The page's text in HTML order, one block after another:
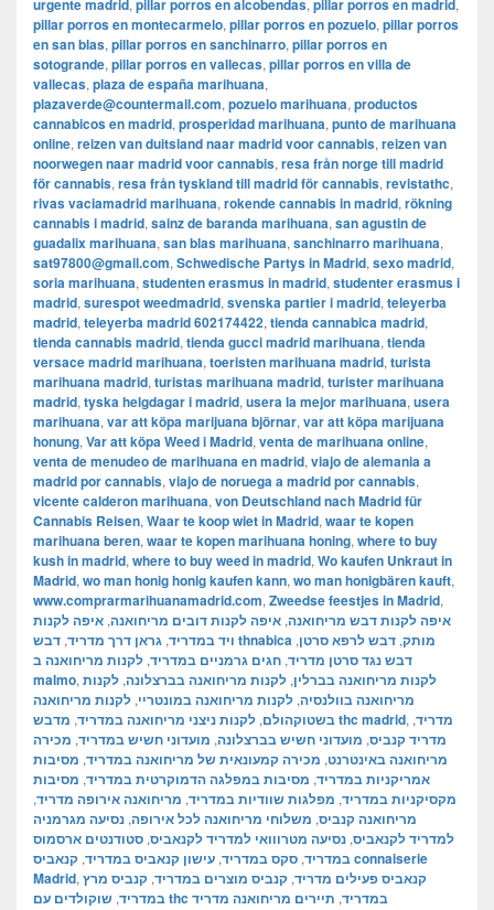
urgente madrid, pillar porros en alcobendas, pillar porros en madrid,
pillar porros en montecarmelo, pillar porros en pozuelo, pillar porros
en san blas, pillar porros en sanchinarro, pillar porros en
sotogrande, pillar porros en vallecas, pillar porros en villa de
vallecas, plaza de españa marihuana,
plazaverde@countermail.com, pozuelo marihuana, productos
cannabicos en madrid, prosperidad marihuana, punto de marihuana
online, reizen van duitsland naar madrid voor cannabis, reizen van
noorwegen naar madrid voor cannabis, resa från norge till madrid
för cannabis, resa från tyskland till madrid för cannabis, revistathc,
rivas vaciamadrid marihuana, rokende cannabis in madrid, rökning
cannabis i madrid, sainz de baranda marihuana, san agustin de
guadalix marihuana, san blas marihuana, sanchinarro marihuana,
sat97800@gmail.com, Schwedische Partys in Madrid, sexo madrid,
soria marihuana, studenten erasmus in madrid, studenter erasmus i
madrid, surespot weedmadrid, svenska partier i madrid, teleyerba
madrid, teleyerba madrid 602174422, tienda cannabica madrid,
tienda cannabis madrid, tienda gucci madrid marihuana, tienda
versace madrid marihuana, toeristen marihuana madrid, turista
marihuana madrid, turistas marihuana madrid, turister marihuana
madrid, tyska helgdagar i madrid, usera la mejor marihuana, usera
marihuana, var att köpa marijuana björnar, var att köpa marijuana
honung, Var att köpa Weed i Madrid, venta de marihuana online,
venta de menudeo de marihuana en madrid, viajo de alemania a
madrid por cannabis, viajo de noruega a madrid por cannabis,
vicente calderon marihuana, von Deutschland nach Madrid für
Cannabis Reisen, Waar te koop wiet in Madrid, waar te kopen
marihuana beren, waar te kopen marihuana honing, where to buy
kush in madrid, where to buy weed in madrid, Wo kaufen Unkraut in
Madrid, wo man honig honig kaufen kann, wo man honigbären kauft,
www.comprarmarihuanamadrid.com, Zweedse feestjes in Madrid,
איפה לקנות דבש מריחואנה, איפה לקנות דובים מריחואנה, איפה לקנות
ויד במדריד, גראן דרך מדריד, דבש thnabica מותק, דבש לרפא סרטן,
דבש נגד סרטן מדריד, חגים גרמניים במדריד, לקנות מריחואנה ב
malmo, לקנות מריחואנה בברלין, לקנות מריחואנה בברצלונה, לקנות
מריחואנה בוולנסיה, לקנות מריחואנה במונטריי, לקנות מריחואנה
בשטוקהולם, לקנות ניצני מריחואנה במדריד, מדבש thc madrid, מדריד,
מדריד קנביס, מועדוני חשיש בברצלונה, מועדוני חשיש במדריד, מכירה
מריחואנה באינטרנט, מכירה קמעונאית של מריחואנה במדריד, מסיבות
אמריקניות במדריד, מסיבות במפלגה הדמוקרטית במדריד, מסיבות
מקסיקניות במדריד, מפלגות שוודיות במדריד, מריחואנה אירופה מדריד,
מריחואנה קנביס, משלוחי מריחואנה לכל אירופה, נסיעה מגרמניה
למדריד לקנאביס, נסיעה מטרווואי למדריד לקנאביס, סטודנטים ארסמוס
במדריד, סקס במדריד, עישון קנאביס במדריד, קנאביס connaiserie
Madrid, קנאביס פעילים מדריד, קנביס מוצרים במדריד, קנביס מרץ
במדריד, שוקולדים עם thc במדריד, תיירים מריחואנה מדריד